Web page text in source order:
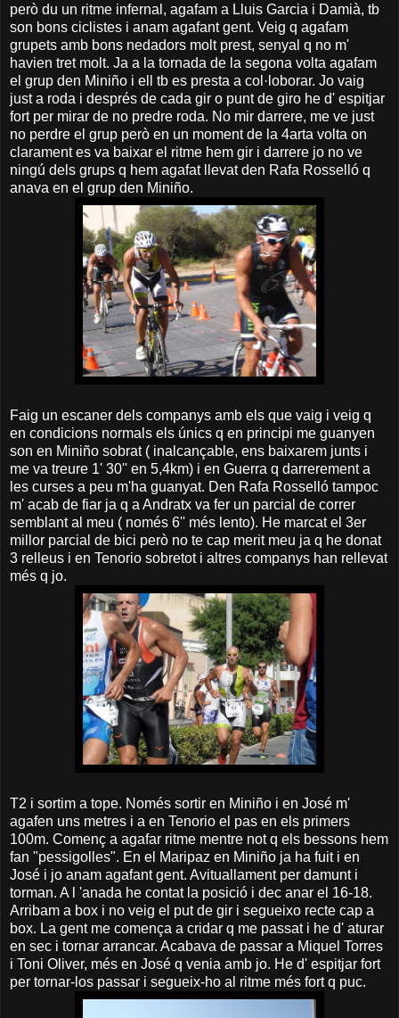
però du un ritme infernal, agafam a Lluis Garcia i Damià, tb
son bons ciclistes i anam agafant gent. Veig q agafam
grupets amb bons nedadors molt prest, senyal q no m'
havien tret molt. Ja a la tornada de la segona volta agafam
el grup den Miniño i ell tb es presta a col·loborar. Jo vaig
just a roda i després de cada gir o punt de giro he d' espitjar
fort per mirar de no predre roda. No mir darrere, me ve just
no perdre el grup però en un moment de la 4arta volta on
clarament es va baixar el ritme hem gir i darrere jo no ve
ningú dels grups q hem agafat llevat den Rafa Rosselló q
anava en el grup den Miniño.
Faig un escaner dels companys amb els que vaig i veig q
en condicions normals els únics q en principi me guanyen
son en Miniño sobrat ( inalcançable, ens baixarem junts i
me va treure 1' 30'' en 5,4km) i en Guerra q darrerement a
les curses a peu m'ha guanyat. Den Rafa Rosselló tampoc
m' acab de fiar ja q a Andratx va fer un parcial de correr
semblant al meu ( només 6'' més lento). He marcat el 3er
millor parcial de bici però no te cap merit meu ja q he donat
3 relleus i en Tenorio sobretot i altres companys han rellevat
més q jo.
T2 i sortim a tope. Només sortir en Miniño i en José m'
agafen uns metres i a en Tenorio el pas en els primers
100m. Començ a agafar ritme mentre not q els bessons hem
fan "pessigolles". En el Maripaz en Miniño ja ha fuit i en
José i jo anam agafant gent. Avituallament per damunt i
torman. A l 'anada he contat la posició i dec anar el 16-18.
Arribam a box i no veig el put de gir i segueixo recte cap a
box. La gent me comença a cridar q me passat i he d' aturar
en sec i tornar arrancar. Acabava de passar a Miquel Torres
i Toni Oliver, més en José q venia amb jo. He d' espitjar fort
per tornar-los passar i segueix-ho al ritme més fort q puc.